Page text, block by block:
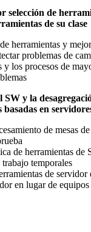
selección de
de su clase
herramientas y
problemas de
y los procesos de
y la
basadas en
de mesas
de herramientas de
temporales
de
en lugar de equipos